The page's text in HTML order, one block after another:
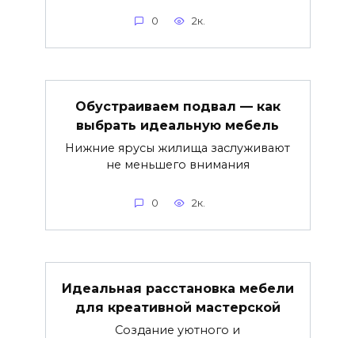
0 2к.
Обустраиваем подвал — как
выбрать идеальную мебель
Нижние ярусы жилища заслуживают
не меньшего внимания
0 2к.
Идеальная расстановка мебели
для креативной мастерской
Создание уютного и